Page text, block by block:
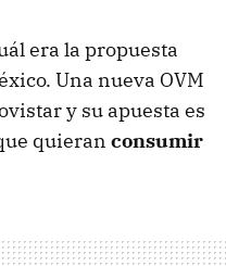
era la propuesta
Una nueva OVM
y su apuesta es
quieran consumir